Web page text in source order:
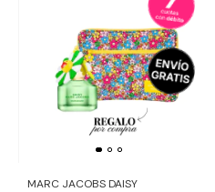
MARC JACOBS DAISY